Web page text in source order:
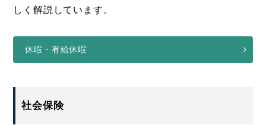
しく解説しています。
休暇・有給休暇
社会保険